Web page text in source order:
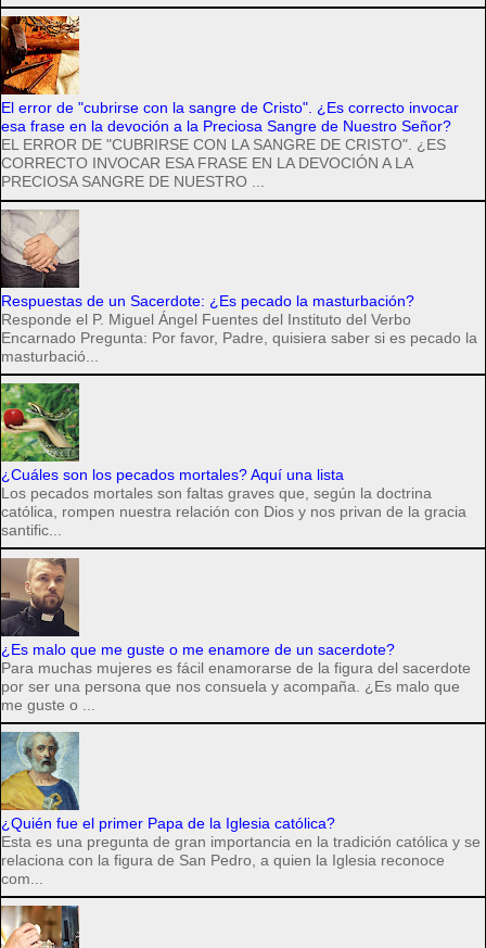
El error de "cubrirse con la sangre de Cristo". ¿Es correcto invocar
esa frase en la devoción a la Preciosa Sangre de Nuestro Señor?
EL ERROR DE "CUBRIRSE CON LA SANGRE DE CRISTO". ¿ES
CORRECTO INVOCAR ESA FRASE EN LA DEVOCIÓN A LA
PRECIOSA SANGRE DE NUESTRO ...
Respuestas de un Sacerdote: ¿Es pecado la masturbación?
Responde el P. Miguel Ángel Fuentes del Instituto del Verbo
Encarnado Pregunta: Por favor, Padre, quisiera saber si es pecado la
masturbació...
¿Cuáles son los pecados mortales? Aquí una lista
Los pecados mortales son faltas graves que, según la doctrina
católica, rompen nuestra relación con Dios y nos privan de la gracia
santific...
¿Es malo que me guste o me enamore de un sacerdote?
Para muchas mujeres es fácil enamorarse de la figura del sacerdote
por ser una persona que nos consuela y acompaña. ¿Es malo que
me guste o ...
¿Quién fue el primer Papa de la Iglesia católica?
Esta es una pregunta de gran importancia en la tradición católica y se
relaciona con la figura de San Pedro, a quien la Iglesia reconoce
com...